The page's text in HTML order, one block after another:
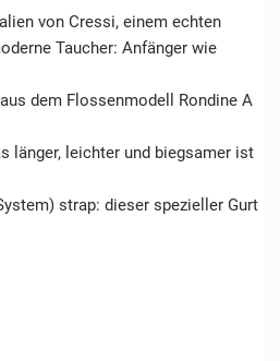
von Cressi, einem echten
Taucher: Anfänger wie
dem Flossenmodell Rondine A
länger, leichter und biegsamer ist
strap: dieser spezieller Gurt